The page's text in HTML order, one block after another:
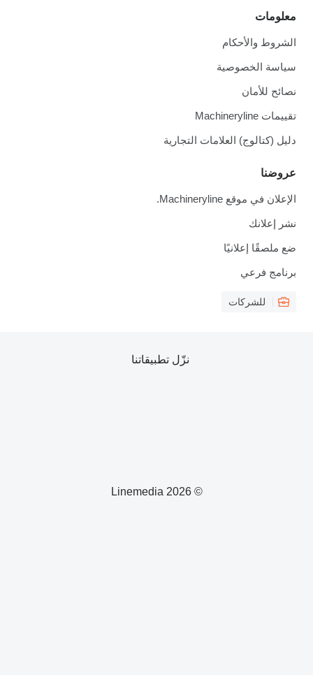
معلومات
الشروط والأحكام
سياسة الخصوصية
نصائح للأمان
تقييمات Machineryline
دليل (كتالوج) العلامات التجارية
عروضنا
الإعلان في موقع Machineryline.
نشر إعلانك
ضع ملصقًا إعلانيًا
برنامج فرعي
للشركات
© 2026 Linemedia
نزّل تطبيقاتنا